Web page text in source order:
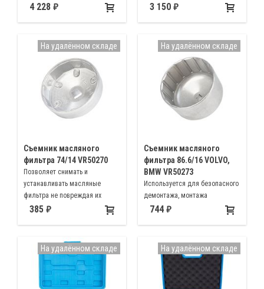
ремонта генераторов
4 228
автомобилей
3 150
Съемник масляного
фильтра 74/14 VR50270
Позволяет снимать и
устанавливать масляные
фильтра не повреждая их
385
На удалённом складе
Съемник масляного
фильтра 86.6/16 VOLVO,
BMW VR50273
Используется для безопасного
демонтажа, монтажа
масляного фильтра
744
На удалённом складе
На удалённом складе На удалённом складе